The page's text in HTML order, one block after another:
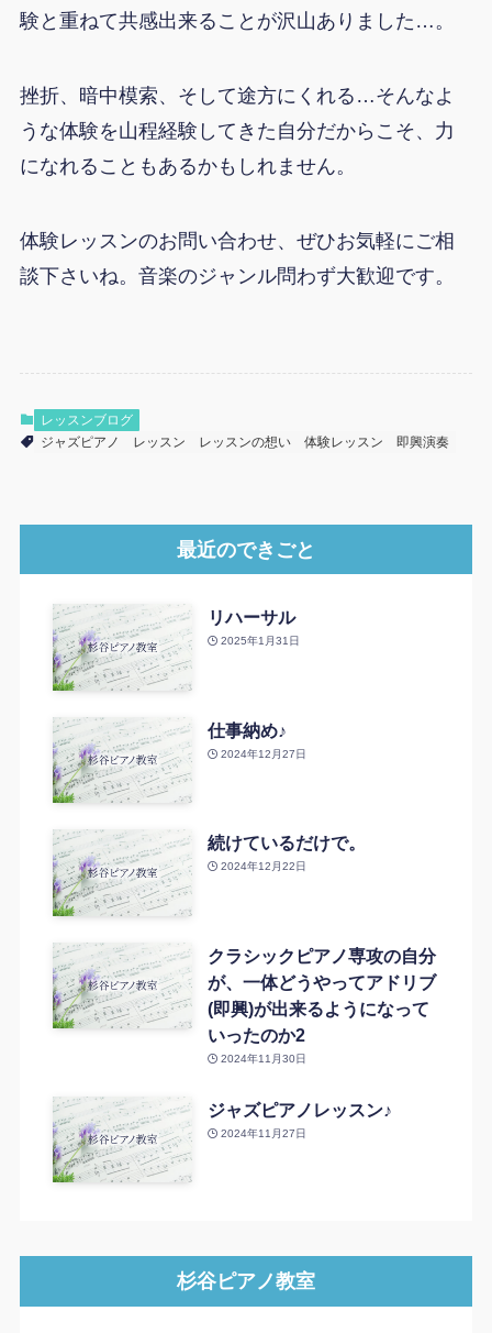
験と重ねて共感出来ることが沢山ありました…。
挫折、暗中模索、そして途方にくれる…そんなよ
うな体験を山程経験してきた自分だからこそ、力
になれることもあるかもしれません。
体験レッスンのお問い合わせ、ぜひお気軽にご相
談下さいね。音楽のジャンル問わず大歓迎です。
レッスンブログ
ジャズピアノ
レッスン レッスンの想い 体験レッスン 即興演奏
最近のできごと
リハーサル
2025年1月31日
仕事納め♪
2024年12月27日
続けているだけで。
2024年12月22日
クラシックピアノ専攻の自分
が、一体どうやってアドリブ
(即興)が出来るようになって
いったのか2
2024年11月30日
ジャズピアノレッスン♪
2024年11月27日
杉谷ピアノ教室